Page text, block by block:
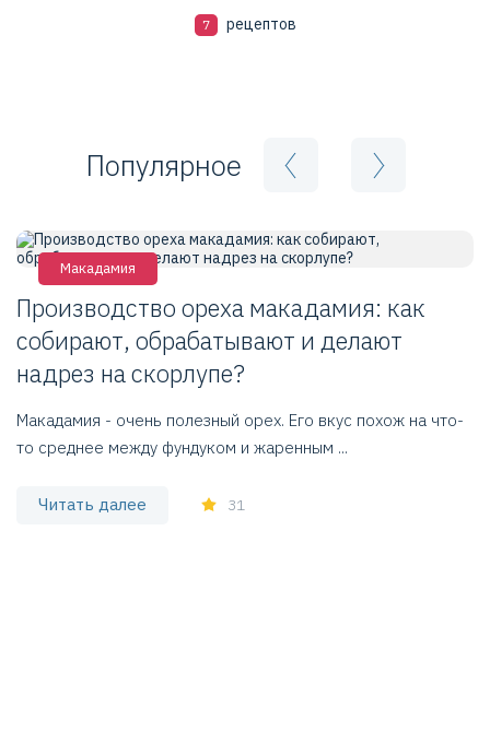
7 рецептов
Популярное
Макадамия
Производство ореха макадамия: как
собирают, обрабатывают и делают
надрез на скорлупе?
Макадамия - очень полезный орех. Его вкус похож на что-
то среднее между фундуком и жаренным ...
Читать далее 31